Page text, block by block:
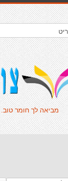
מביאה לך חומר טוב.